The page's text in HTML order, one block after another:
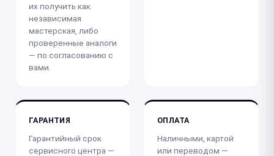
их получить как
независимая
мастерская, либо
проверенные аналоги
— по согласованию с
вами.
ГАРАНТИЯ
Гарантийный срок
сервисного центра —
ОПЛАТА
Наличными, картой
или переводом —